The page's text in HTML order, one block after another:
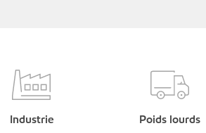
Industrie Poids lourds